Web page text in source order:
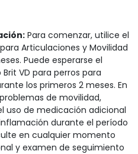
Para comenzar, utilice el
Articulaciones y Movilidad
Puede esperarse el
VD para perros para
los primeros 2 meses. En
de movilidad,
uso de medicación adicional
durante el período
en cualquier momento
y examen de seguimiento